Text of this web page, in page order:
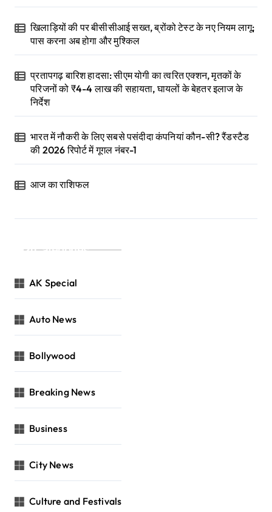
खिलाड़ियों की पर बीसीसीआई सख्त, ब्रोंको टेस्ट के नए नियम लागू;
पास करना अब होगा और मुश्किल
प्रतापगढ़ बारिश हादसा: सीएम योगी का त्वरित एक्शन, मृतकों के
परिजनों को ₹4-4 लाख की सहायता, घायलों के बेहतर इलाज के
निर्देश
भारत में नौकरी के लिए सबसे पसंदीदा कंपनियां कौन-सी? रैंडस्टैड
की 2026 रिपोर्ट में गूगल नंबर-1
आज का राशिफल
Categories
AK Special
Auto News
Bollywood
Breaking News
Business
City News
Culture and Festivals